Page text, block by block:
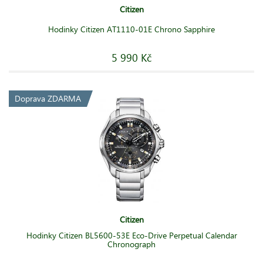
Citizen
Hodinky Citizen AT1110-01E Chrono Sapphire
5 990 Kč
Doprava ZDARMA
Citizen
Hodinky Citizen BL5600-53E Eco-Drive Perpetual Calendar
Chronograph